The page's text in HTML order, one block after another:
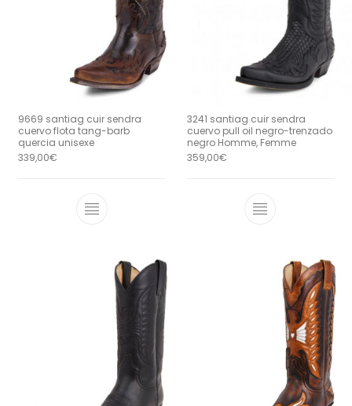
9669 santiag cuir sendra
cuervo flota tang-barb
quercia unisexe
339,00€
Ce produit a plusieurs variations.
3241 santiag cuir sendra
cuervo pull oil negro-trenzado
negro Homme, Femme
359,00€
Ce produit a